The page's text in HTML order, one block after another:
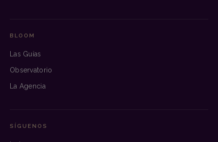
BLOOM
Las Guías
Observatorio
La Agencia
SÍGUENOS